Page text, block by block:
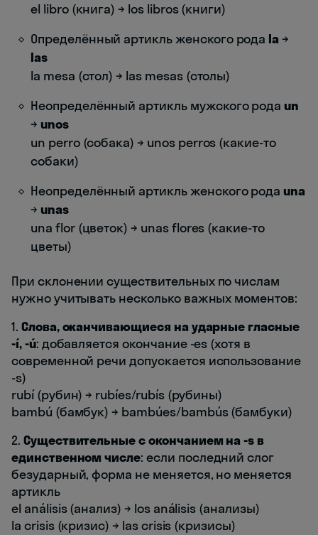
el libro (книга) → los libros (книги)
Определённый артикль женского рода la →
las
la mesa (стол) → las mesas (столы)
Неопределённый артикль мужского родаun
→ unos
un perro (собака) → unos perros (какие-то
собаки)
Неопределённый артикль женского родаuna
→ unas
una flor (цветок) → unas flores (какие-то
цветы)
При склонении существительных по числам
нужно учитывать несколько важных моментов:
1. Слова, оканчивающиеся на ударные гласные
-í, -ú: добавляется окончание -es (хотя в
современной речи допускается использование
-s)
rubí (рубин) → rubíes/rubís (рубины)
bambú (бамбук) → bambúes/bambús (бамбуки)
2. Существительные с окончанием на -s в
единственном числе: если последний слог
безударный, форма не меняется, но меняется
артикль
el análisis (анализ) → los análisis (анализы)
la crisis (кризис) → las crisis (кризисы)